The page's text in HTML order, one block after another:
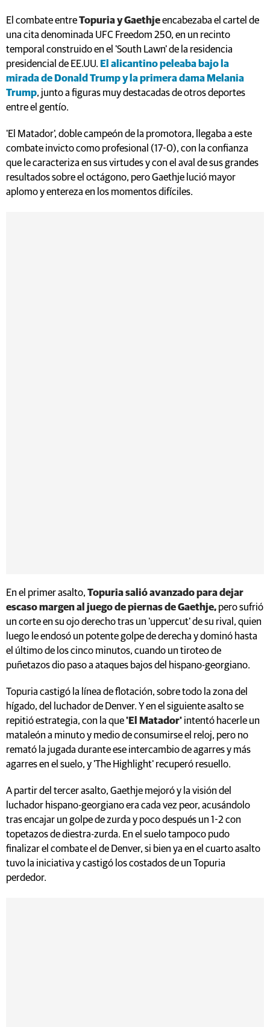
El combate entreTopuria y Gaethjeencabezaba el cartel de
una cita denominada UFC Freedom 250, en un recinto
temporal construido en el 'South Lawn' de la residencia
presidencial de EE.UU. El alicantino peleaba bajo la
mirada de Donald Trump y la primera dama Melania
Trump, junto a figuras muy destacadas de otros deportes
entre el gentío.
'El Matador', doble campeón de la promotora, llegaba a este
combate invicto como profesional (17-0), con la confianza
que le caracteriza en sus virtudes y con el aval de sus grandes
resultados sobre el octágono, pero Gaethje lució mayor
aplomo y entereza en los momentos difíciles.
En el primer asalto, Topuria salió avanzado para dejar
escaso margen al juego de piernas de Gaethje, pero sufrió
un corte en su ojo derecho tras un 'uppercut' de su rival, quien
luego le endosó un potente golpe de derecha y dominó hasta
el último de los cinco minutos, cuando un tiroteo de
puñetazos dio paso a ataques bajos del hispano-georgiano.
Topuria castigó la línea de flotación, sobre todo la zona del
hígado, del luchador de Denver. Y en el siguiente asalto se
repitió estrategia, con la que'El Matador' intentó hacerle un
mataleón a minuto y medio de consumirse el reloj, pero no
remató la jugada durante ese intercambio de agarres y más
agarres en el suelo, y 'The Highlight' recuperó resuello.
A partir del tercer asalto, Gaethje mejoró y la visión del
luchador hispano-georgiano era cada vez peor, acusándolo
tras encajar un golpe de zurda y poco después un 1-2 con
topetazos de diestra-zurda. En el suelo tampoco pudo
finalizar el combate el de Denver, si bien ya en el cuarto asalto
tuvo la iniciativa y castigó los costados de un Topuria
perdedor.